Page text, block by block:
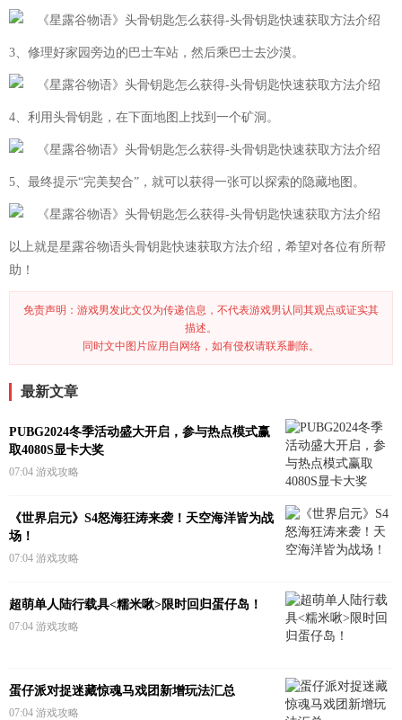
3、修理好家园旁边的巴士车站，然后乘巴士去沙漠。
4、利用头骨钥匙，在下面地图上找到一个矿洞。
5、最终提示“完美契合”，就可以获得一张可以探索的隐藏地图。
以上就是星露谷物语头骨钥匙快速获取方法介绍，希望对各位有所帮
助！
免责声明：游戏男发此文仅为传递信息，不代表游戏男认同其观点或证实其
描述。
同时文中图片应用自网络，如有侵权请联系删除。
最新文章
PUBG2024冬季活动盛大开启，参与热点模式赢
取4080S显卡大奖
07:04 游戏攻略
《世界启元》S4怒海狂涛来袭！天空海洋皆为战
场！
07:04 游戏攻略
超萌单人陆行载具<糯米啾>限时回归蛋仔岛！
07:04 游戏攻略
蛋仔派对捉迷藏惊魂马戏团新增玩法汇总
07:04 游戏攻略